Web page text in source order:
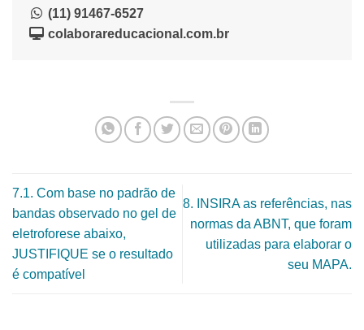
(11) 91467-6527
colaborareducacional.com.br
7.1. Com base no padrão de
bandas observado no gel de
eletroforese abaixo,
JUSTIFIQUE se o resultado
é compatível
8. INSIRA as referências, nas
normas da ABNT, que foram
utilizadas para elaborar o
seu MAPA.